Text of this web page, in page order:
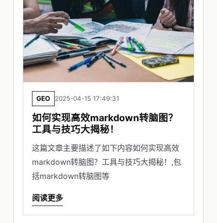
GEO 2025-04-15 17:49:31
如何实现高效markdown转脑图？
工具与技巧大揭秘！
这篇文章主要描述了如下内容如何实现高效
markdown转脑图？工具与技巧大揭秘！,包
括markdown转脑图等
阅读更多